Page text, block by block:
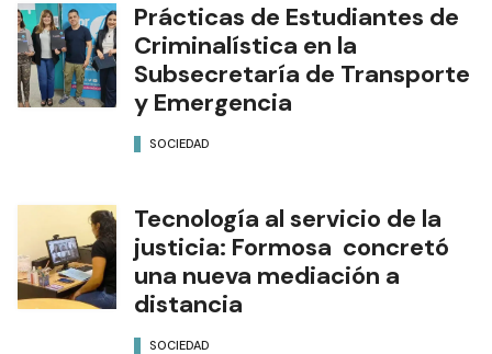
Prácticas de Estudiantes de
Criminalística en la
Subsecretaría de Transporte
y Emergencia
SOCIEDAD
Tecnología al servicio de la
justicia: Formosa concretó
una nueva mediación a
distancia
SOCIEDAD